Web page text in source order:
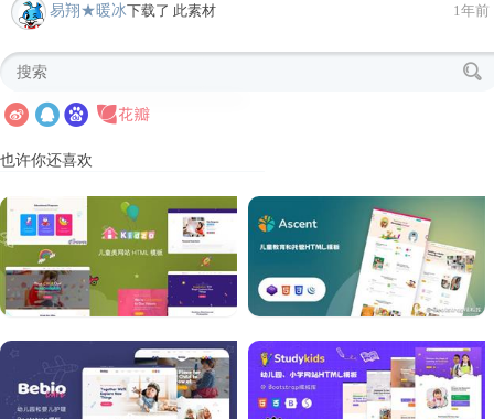
易翔★暖冰下载了 此素材 1年前
也许你还喜欢